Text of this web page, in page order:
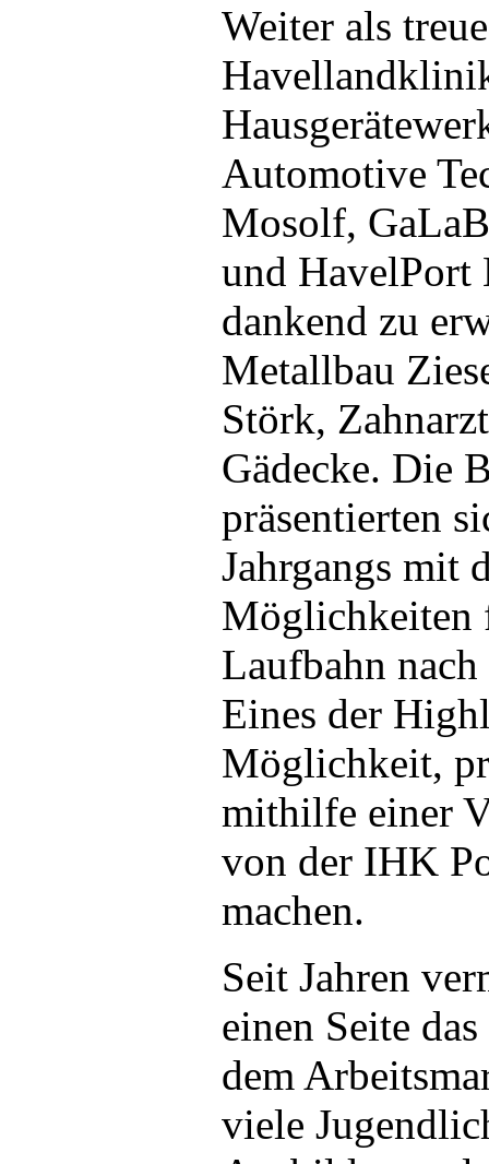
Weiter als
Automotive
Mosolf,
und
dankend zu
Metallbau
Störk,
Gädecke. Die
präsentierten
Jahrgangs mit
Möglichkeiten
Laufbahn
Eines der
Möglichkeit,
mithilfe einer
von der IHK
machen.
Seit Jahren
einen Seite
dem
viele